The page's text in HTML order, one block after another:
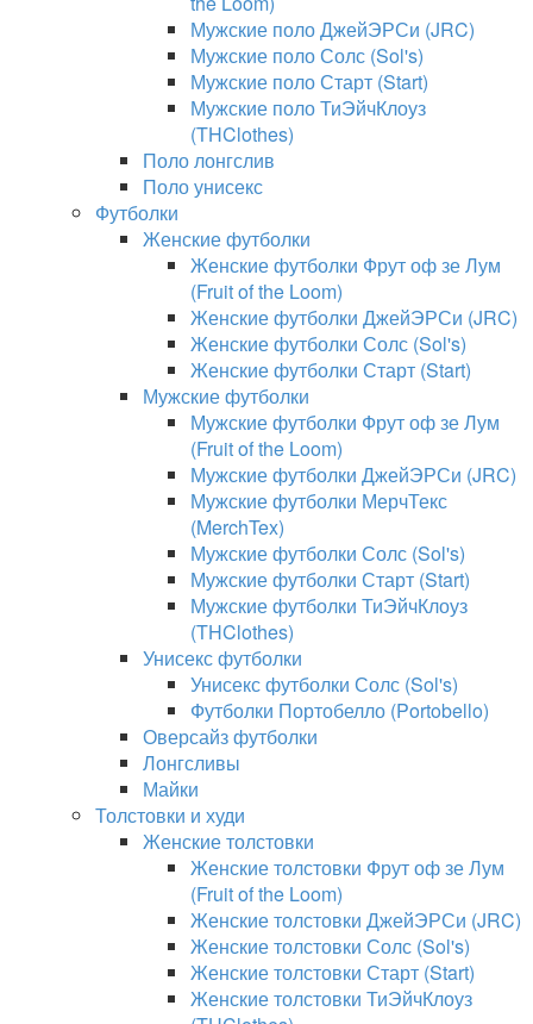
Мужские поло ДжейЭРСи (JRC)
Мужские поло Солс (Sol's)
Мужские поло Старт (Start)
Мужские поло ТиЭйчКлоуз
(THClothes)
Поло лонгслив
Поло унисекс
Футболки
Женские футболки
Женские футболки Фрут оф зе Лум
(Fruit of the Loom)
Женские футболки ДжейЭРСи (JRC)
Женские футболки Солс (Sol's)
Женские футболки Старт (Start)
Мужские футболки
Мужские футболки Фрут оф зе Лум
(Fruit of the Loom)
Мужские футболки ДжейЭРСи (JRC)
Мужские футболки МерчТекс
(MerchTex)
Мужские футболки Солс (Sol's)
Мужские футболки Старт (Start)
Мужские футболки ТиЭйчКлоуз
(THClothes)
Унисекс футболки
Унисекс футболки Солс (Sol's)
Футболки Портобелло (Portobello)
Оверсайз футболки
Лонгсливы
Майки
Толстовки и худи
Женские толстовки
Женские толстовки Фрут оф зе Лум
(Fruit of the Loom)
Женские толстовки ДжейЭРСи (JRC)
Женские толстовки Солс (Sol's)
Женские толстовки Старт (Start)
Женские толстовки ТиЭйчКлоуз